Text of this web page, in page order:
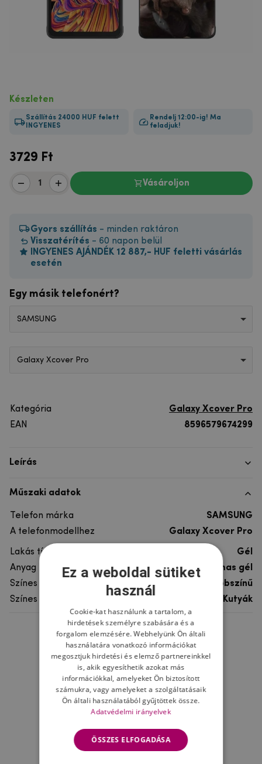
Készleten
Szállítás 24000 HUF felett
INGYENES
Rendelj 12:00-ig! Ma
feladjuk!
3729 Ft
Vásároljon
Gyors szállítás - minden raktáron
Visszatérítés - 60 napon belül
INGYENES AJÁNDÉK 12 887,- HUF feletti vásárlás
esetén
Egy másik telefonért?
SAMSUNG
Galaxy Xcover Pro
Kategória
Galaxy Xcover Pro
EAN
8596579674299
Leírás
Műszaki adatok
Telefon márka
SAMSUNG
A telefonmodellhez
Galaxy Xcover Pro
Lakás típusa
Gél
Anyag
rugalmas gél
Színes
többszínű
Színes motívum
Kutyák
Ne felejtsd el
Ez a weboldal sütiket
használ
Cookie-kat használunk a tartalom, a
hirdetések személyre szabására és a
forgalom elemzésére. Webhelyünk Ön általi
használatára vonatkozó információkat
megosztjuk hirdetési és elemző partnereinkkel
is, akik egyesíthetik azokat más
információkkal, amelyeket Ön biztosított
számukra, vagy amelyeket a szolgáltatásaik
Ön általi használatából gyűjtöttek össze.
Adatvédelmi irányelvek
ÖSSZES ELFOGADÁSA